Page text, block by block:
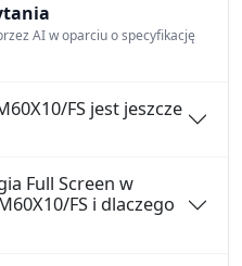
AI w oparciu o specyfikację
FS jest jeszcze
Full Screen w
FS i dlaczego